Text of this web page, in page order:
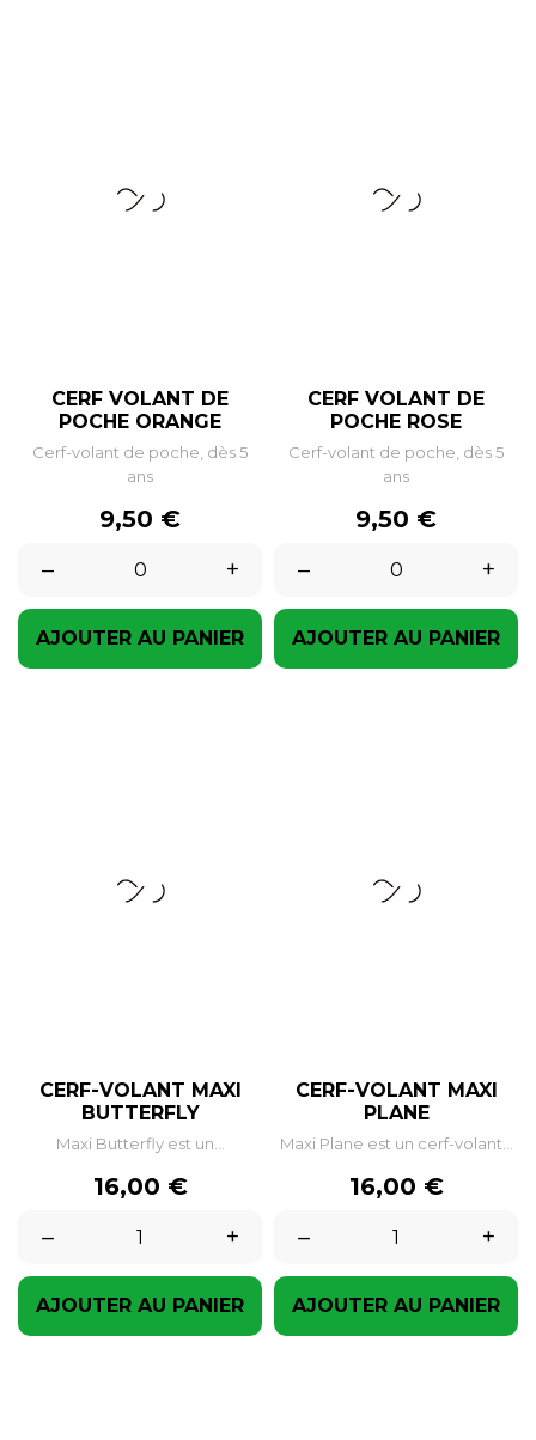
CERF VOLANT DE
POCHE ORANGE
Cerf-volant de poche, dès 5
ans
Prix
9,50 €
–
+
AJOUTER AU PANIER
CERF VOLANT DE
POCHE ROSE
Cerf-volant de poche, dès 5
ans
Prix
9,50 €
–
+
AJOUTER AU PANIER
CERF-VOLANT MAXI
BUTTERFLY
Maxi Butterfly est un...
Prix
16,00 €
–
+
AJOUTER AU PANIER
CERF-VOLANT MAXI
PLANE
Maxi Plane est un cerf-volant...
Prix
16,00 €
–
+
AJOUTER AU PANIER